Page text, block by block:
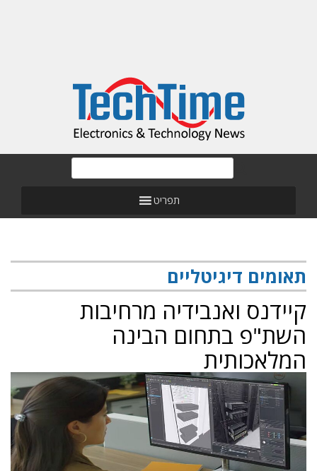
תפריט
תאומים דיגיטליים
קיידנס ואנבידיה מרחיבות
השת"פ בתחום הבינה
המלאכותית